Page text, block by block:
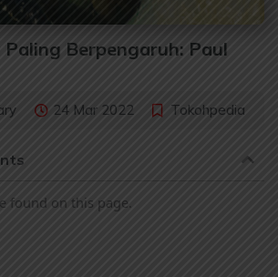
Paling Berpengaruh: Paul
24 Mar 2022 Tokohpedia
found on this page.